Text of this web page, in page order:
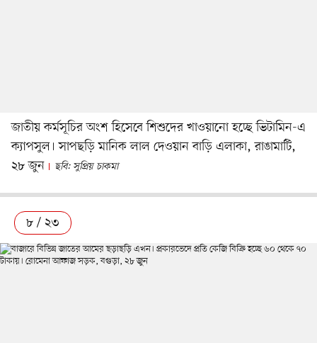
জাতীয় কর্মসূচির অংশ হিসেবে শিশুদের খাওয়ানো হচ্ছে ভিটামিন-এ
ক্যাপসুল। সাপছড়ি মানিক লাল দেওয়ান বাড়ি এলাকা, রাঙামাটি,
২৮ জুন
ছবি: সুপ্রিয় চাকমা
৮ / ২৩